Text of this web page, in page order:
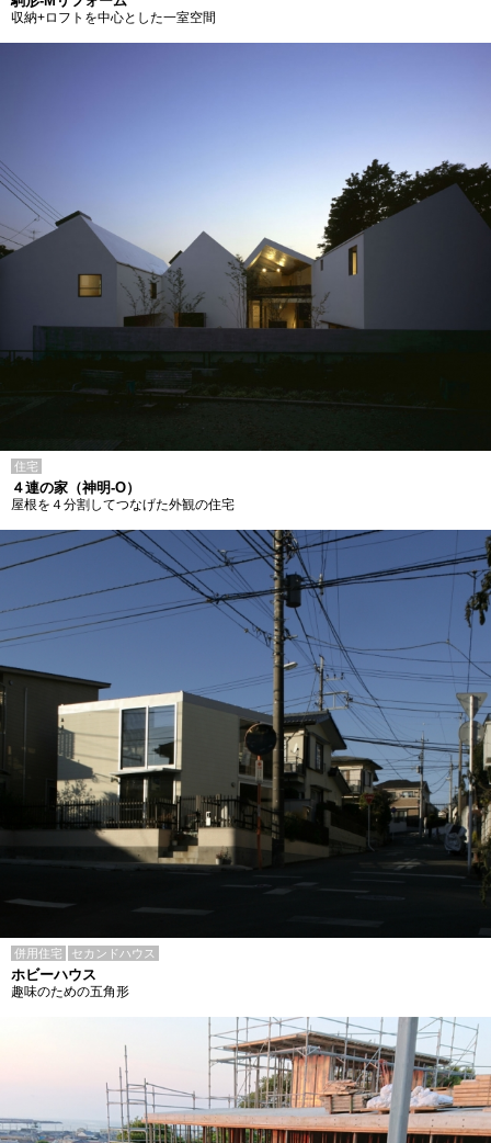
収納+ロフトを中心とした一室空間
住宅
４連の家（神明-O）
屋根を４分割してつなげた外観の住宅
併用住宅 セカンドハウス
ホビーハウス
趣味のための五角形